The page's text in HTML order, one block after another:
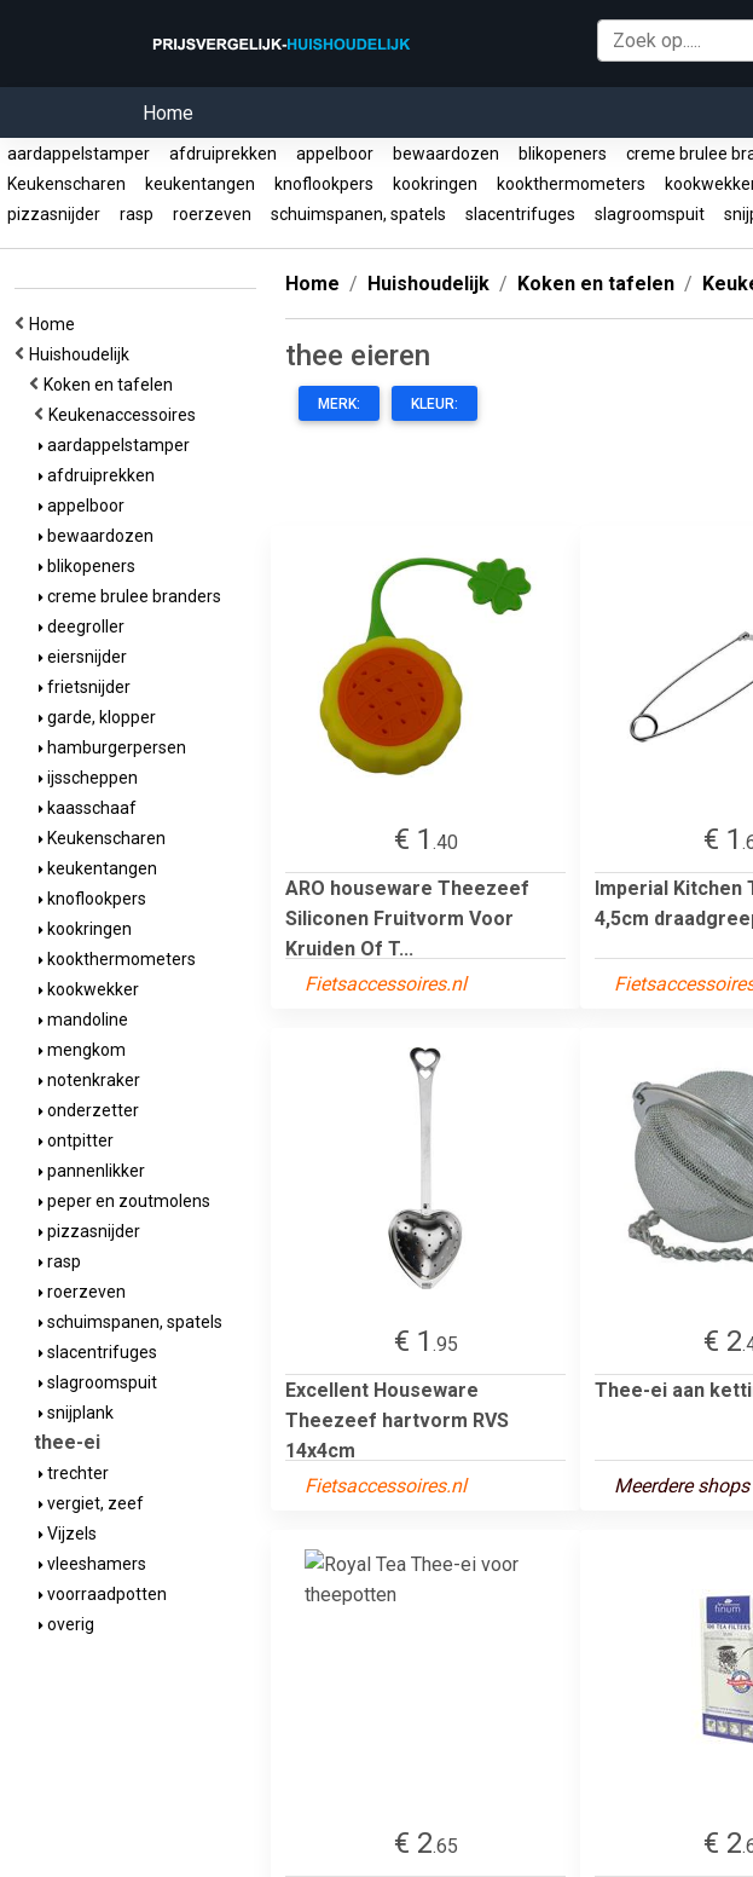
Home
aardappelstamper afdruiprekken appelboor bewaardozen blikopeners creme brulee
Keukenscharen
keukentangen knoflookpers kookringen kookthermometers
pizzasnijder
rasp roerzeven schuimspanen, spatels slacentrifuges slagroomspuit
Home
Huishoudelijk
Koken en tafelen
Keukenaccessoires
aardappelstamper
afdruiprekken
appelboor
bewaardozen
blikopeners
creme brulee branders
deegroller
eiersnijder
frietsnijder
garde, klopper
hamburgerpersen
ijsscheppen
kaasschaaf
Keukenscharen
keukentangen
knoflookpers
kookringen
kookthermometers
kookwekker
mandoline
mengkom
notenkraker
onderzetter
ontpitter
pannenlikker
peper en zoutmolens
pizzasnijder
rasp
roerzeven
schuimspanen, spatels
slacentrifuges
slagroomspuit
snijplank
thee-ei
trechter
vergiet, zeef
Vijzels
vleeshamers
voorraadpotten
overig
Home Huishoudelijk Koken en tafelen
thee eieren
MERK: KLEUR:
€ 1 .40
ARO houseware Theezeef
Siliconen Fruitvorm Voor
Kruiden Of T...
Fietsaccessoires.nl
€ 1
Imperial Kitchen
4,5cm
€ 1 .95
Excellent Houseware
Theezeef hartvorm RVS
14x4cm
Fietsaccessoires.nl
€ 2
Thee-ei aan
Meerdere shops
€ 2.65
€ 2